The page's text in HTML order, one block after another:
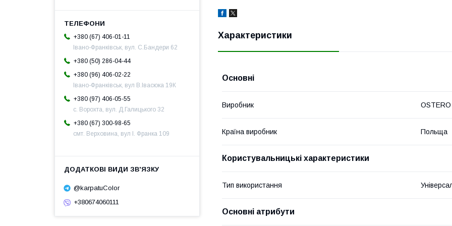
Характеристики
Основні
Виробник OSTERO
Країна виробник Польща
Користувальницькі характеристики
Тип використання
Основні атрибути
+380 (67) 406-01-11
Івано-Франківськ, вул. С.Бандери 62
+380 (50) 286-04-44
+380 (96) 406-02-22
Івано-Франківськ, вул В.Івасюка 19К
+380 (97) 406-05-55
с. Ворохта, вул. Д.Галицького 32
+380 (67) 300-98-65
смт. Верховина, вул І. Франка 109
@karpatuColor
+380674060111